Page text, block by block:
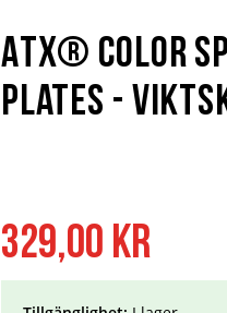
329,00 kr
ATX® Color
Plates -